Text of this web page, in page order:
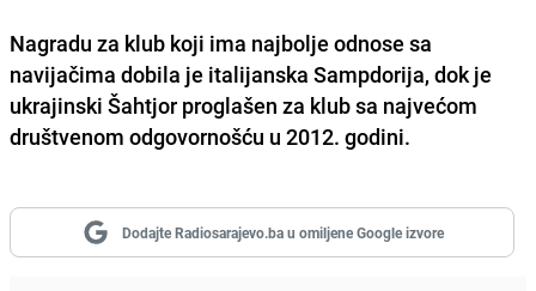
Nagradu za klub koji ima najbolje odnose sa
navijačima dobila je italijanska Sampdorija, dok je
ukrajinski Šahtjor proglašen za klub sa najvećom
društvenom odgovornošću u 2012. godini.
Dodajte Radiosarajevo.ba u omiljene Google izvore